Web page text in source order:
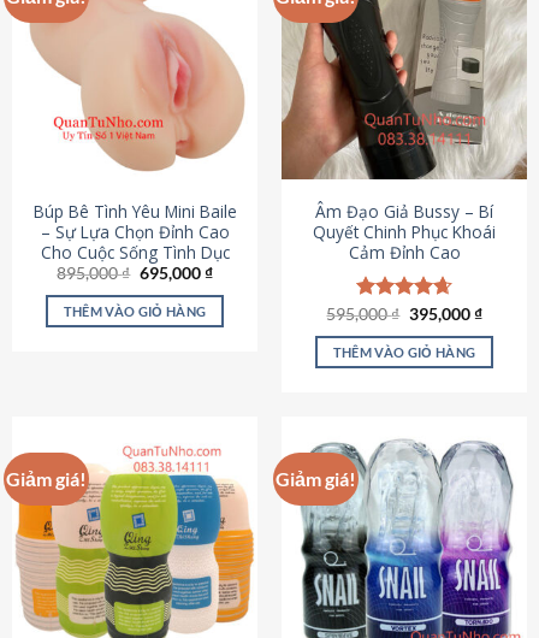
biến
thể.
chọn
thể
chọn
trên
trang
sản
phẩm
Búp Bê Tình Yêu Mini Baile
– Sự Lựa Chọn Đỉnh Cao
Cho Cuộc Sống Tình Dục
895,000₫ Giá
là:
895,000 ₫.
695,000₫Giá
tại
THÊM VÀO GIỎ HÀNG
Âm Đạo Giả Bussy – Bí
Quyết Chinh Phục Khoái
Cảm Đỉnh Cao
Được xếp
hạng4.64
5 sao
595,000₫ Giá
là:
595,000 ₫.
395,000₫Giá
tại
THÊM VÀO GIỎ HÀNG
Giảm giá! Giảm giá!